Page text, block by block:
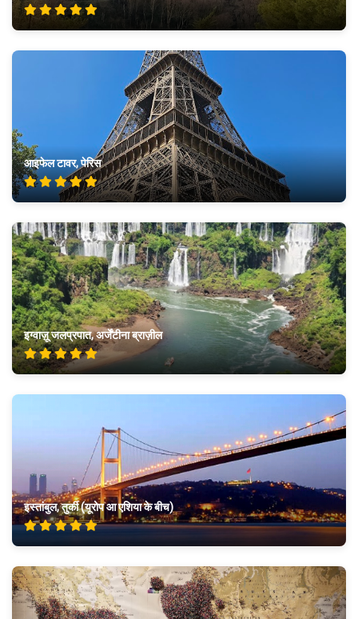
आइफेल टावर, पेरिस
इग्वाज़ू जलप्रपात, अर्जेंटीना ब्राज़ील
इस्तांबुल, तुर्की (यूरोप आ एशिया के बीच)